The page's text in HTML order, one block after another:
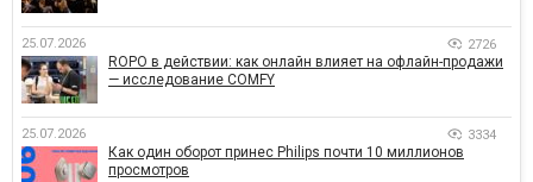
25.07.2026 2726
ROPO в действии: как онлайн влияет на офлайн-продажи
— исследование COMFY
25.07.2026 3334
Как один оборот принес Philips почти 10 миллионов
просмотров